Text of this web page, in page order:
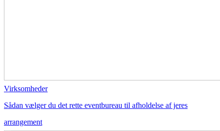
Virksomheder
Sådan vælger du det rette eventbureau til afholdelse af jeres
arrangement